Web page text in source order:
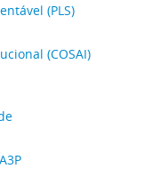
(PLS)
(COSAI)